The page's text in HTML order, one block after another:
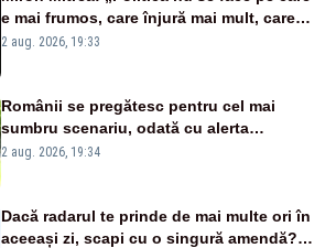
e mai frumos, care înjură mai mult, care
țipă mai tare, ci pe proiecte”
2 aug. 2026, 19:33
Românii se pregătesc pentru cel mai
sumbru scenariu, odată cu alerta
energetică
2 aug. 2026, 19:34
Dacă radarul te prinde de mai multe ori în
aceeași zi, scapi cu o singură amendă?